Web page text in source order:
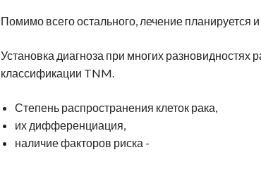
Помимо всего остального, лечение планируется
Установка диагноза при многих разновидностях
классификации TNM.
Степень распространения клеток рака,
их дифференциация,
наличие факторов риска -